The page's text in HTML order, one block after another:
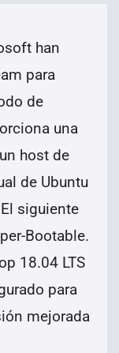
han
para
de
una
host de
de Ubuntu
siguiente
Bootable.
18.04 LTS
para
mejorada